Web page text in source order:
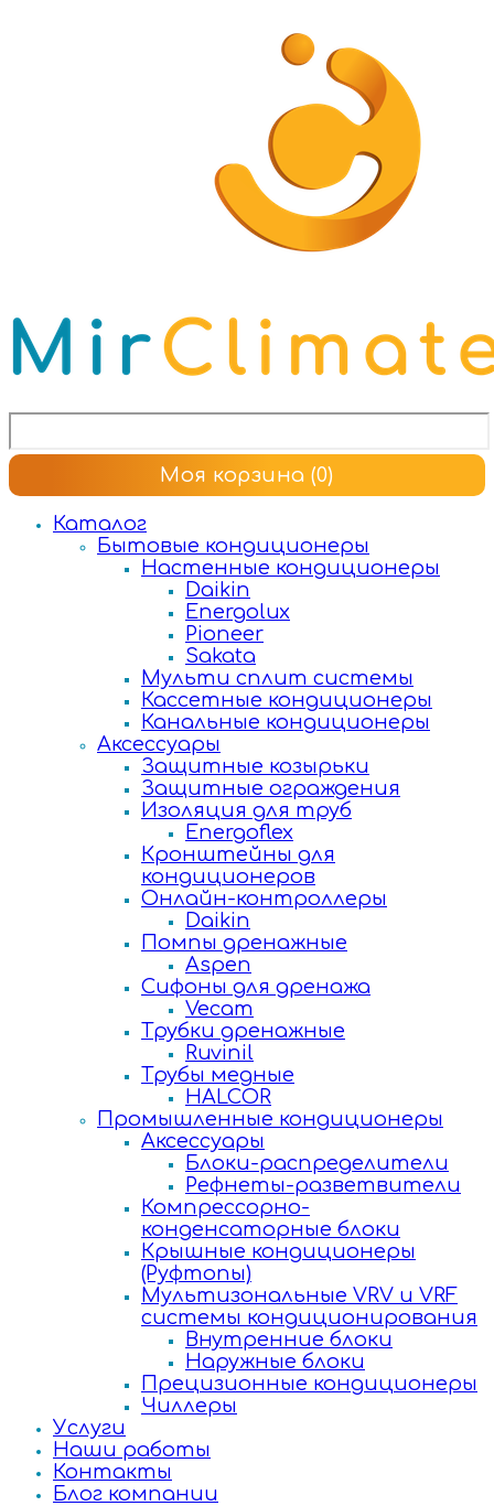
Моя корзина (0)
Каталог
Бытовые кондиционеры
Настенные кондиционеры
Daikin
Energolux
Pioneer
Sakata
Мульти сплит системы
Кассетные кондиционеры
Канальные кондиционеры
Аксессуары
Защитные козырьки
Защитные ограждения
Изоляция для труб
Energoflex
Кронштейны для
кондиционеров
Онлайн-контроллеры
Daikin
Помпы дренажные
Aspen
Сифоны для дренажа
Vecam
Трубки дренажные
Ruvinil
Трубы медные
HALCOR
Промышленные кондиционеры
Аксессуары
Блоки-распределители
Рефнеты-разветвители
Компрессорно-
конденсаторные блоки
Крышные кондиционеры
(Руфтопы)
Мультизональные VRV и VRF
системы кондиционирования
Внутренние блоки
Наружные блоки
Прецизионные кондиционеры
Чиллеры
Услуги
Наши работы
Контакты
Блог компании